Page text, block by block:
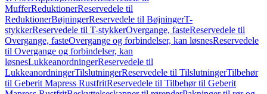
MufferReduktionerReservedele til
ReduktionerBøjningerReservedele til BøjningerT-
stykkerReservedele til T-stykkerOvergange, fasteReservedele til
Overgange, fasteOvergange og forbindelser, kan løsnesReservedele
til Overgange og forbindelser, kan
løsnesLukkeanordningerReservedele til
LukkeanordningerTilslutningerReservedele til TilslutningerTilbehør
til Geberit Mapress RustfritReservedele til Tilbehør til Geberit